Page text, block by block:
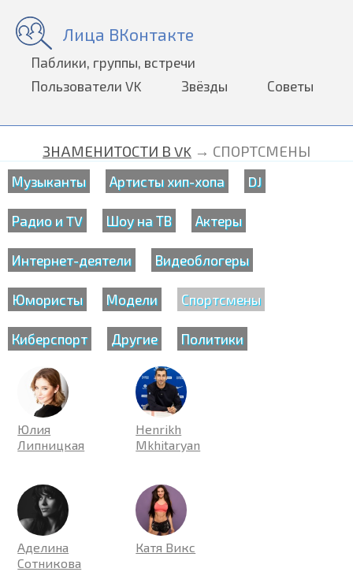
Лица ВКонтакте
Паблики, группы, встречи
Пользователи VK
Звёзды Советы
ЗНАМЕНИТОСТИ В VK → СПОРТСМЕНЫ
Музыканты Артисты хип-хопа DJ
Радио и TV Шоу на ТВ Актеры
Интернет-деятели Видеоблогеры
Юмористы Модели Спортсмены
Киберспорт Другие Политики
Юлия
Липницкая
Henrikh
Mkhitaryan
Аделина
Сотникова
Катя Викс